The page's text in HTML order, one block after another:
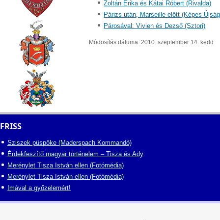
Zoltán Erika és Kátai Róbert (Rivalda)
Párizs után, Marseille előtt (Képes
Párosával: Vivien és Dezső (Sztori)
Módosítás dátuma: 2010. szeptember 14. kedd
FRISS
Sziszek püspöke (Maderspach Kommandó)
Érdekfeszítő magyar történelem – Tisza és Ady
Merénylet Tisza István ellen (Fotómédia)
Merénylet Tisza István ellen (Fotómédia)
Imával a győzelemért!